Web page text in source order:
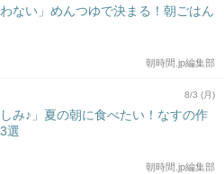
わない」めんつゆで決まる！朝ごはん
朝時間.jp編集部
8/3 (月)
しみ♪」夏の朝に食べたい！なすの作
選
朝時間.jp編集部